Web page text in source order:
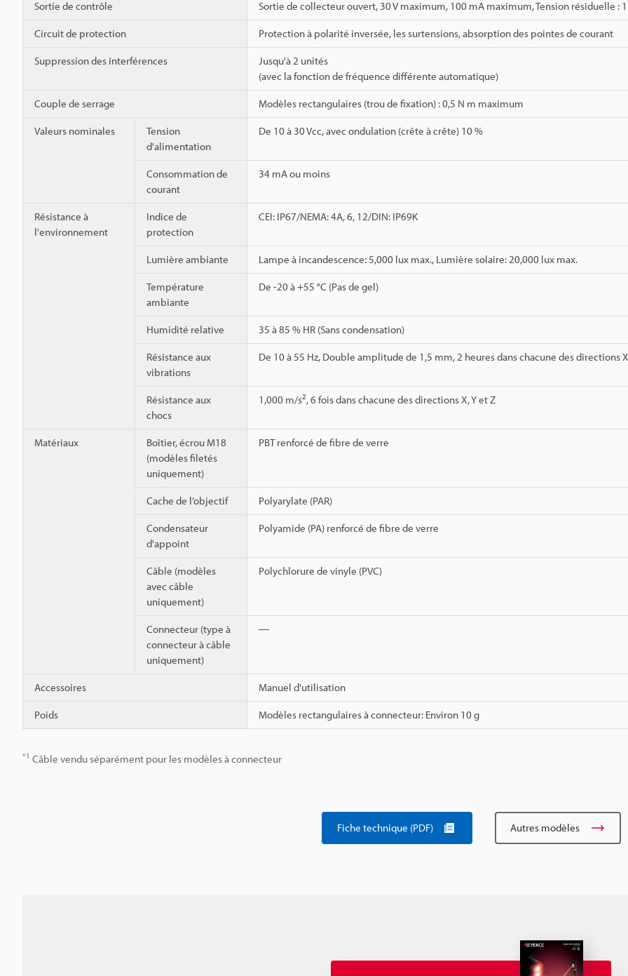
Sortie de contrôle Sortie de collecteur ouvert, 30 V maximum, 100 mA maximum, Tension résiduelle :
Circuit de protection Protection à polarité inversée, les surtensions, absorption des pointes de courant
Suppression des interférences
Jusqu'à 2 unités
(avec la fonction de fréquence différente automatique)
Couple de serrage Modèles rectangulaires (trou de fixation) : 0,5 N m maximum
Valeurs nominales
Tension
d'alimentation
De 10 à 30 Vcc, avec ondulation (crête à crête) 10 %
Consommation de
courant
34 mA ou moins
Résistance à
l'environnement
Indice de
protection
CEI: IP67/NEMA: 4A, 6, 12/DIN: IP69K
Lumière ambiante Lampe à incandescence: 5,000 lux max., Lumière solaire: 20,000 lux max.
Température
ambiante
De -20 à +55 °C (Pas de gel)
Humidité relative 35 à 85 % HR (Sans condensation)
Résistance aux
vibrations
De 10 à 55 Hz, Double amplitude de 1,5 mm, 2 heures dans chacune des directions
Résistance aux
chocs
1,000 m/s2, 6 fois dans chacune des directions X, Y et Z
Matériaux
Boîtier, écrou M18
(modèles filetés
uniquement)
PBT renforcé de fibre de verre
Cache de l’objectif Polyarylate (PAR)
Condensateur
d'appoint
Polyamide (PA) renforcé de fibre de verre
Câble (modèles
avec câble
uniquement)
Polychlorure de vinyle (PVC)
Connecteur (type à
connecteur à câble
uniquement)
―
Accessoires Manuel d'utilisation
Poids Modèles rectangulaires à connecteur: Environ 10 g
*1 Câble vendu séparément pour les modèles à connecteur
Fiche technique (PDF) Autres modèles